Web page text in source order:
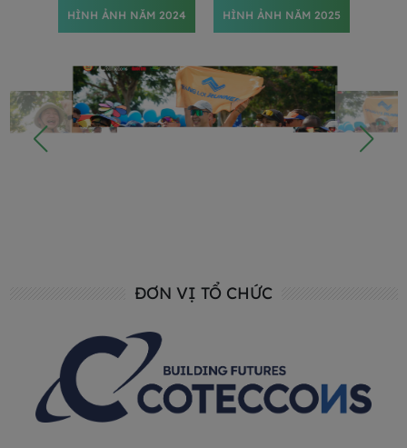
HÌNH ẢNH NĂM 2024 HÌNH ẢNH NĂM 2025
ĐƠN VỊ TỔ CHỨC